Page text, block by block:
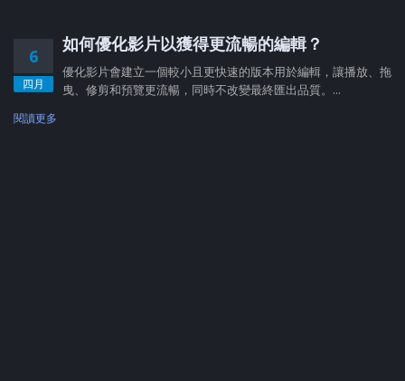
6
四月
如何優化影片以獲得更流暢的編輯？
優化影片會建立一個較小且更快速的版本用於編輯，讓播放、拖
曳、修剪和預覽更流暢，同時不改變最終匯出品質。...
閱讀更多